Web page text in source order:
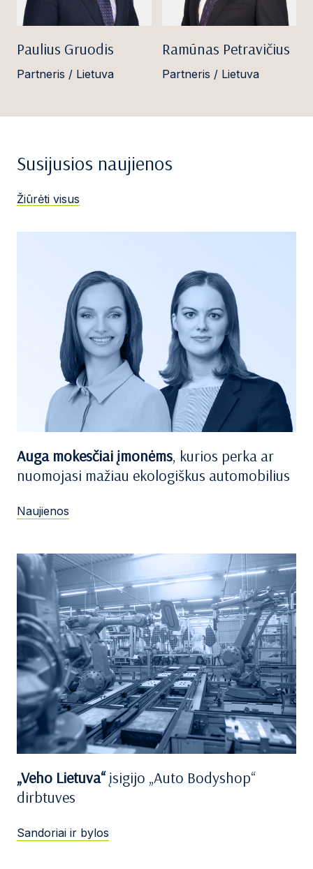
Paulius Gruodis
Partneris / Lietuva
Ramūnas Petravičius
Partneris / Lietuva
Susijusios naujienos
Žiūrėti visus
Auga mokesčiai įmonėms, kurios perka ar
nuomojasi mažiau ekologiškus automobilius
Naujienos
„Veho Lietuva“įsigijo „Auto Bodyshop“
dirbtuves
Sandoriai ir bylos